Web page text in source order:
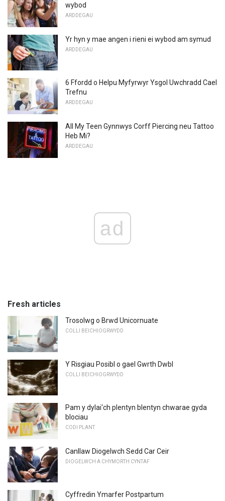
wybod
ARDDEGAU
Yr hyn y mae angen i rieni ei wybod am symud
ARDDEGAU
6 Ffordd o Helpu Myfyrwyr Ysgol Uwchradd Cael
Trefnu
ARDDEGAU
All My Teen Gynnwys Corff Piercing neu Tattoo
Heb Mi?
ARDDEGAU
ad
Fresh articles
Trosolwg o Brwd Unicornuate
COLLI BEICHIOGRWYDD
Y Risgiau Posibl o gael Gwrth Dwbl
COLLI BEICHIOGRWYDD
Pam y dylai'ch plentyn blentyn chwarae gyda
blociau
CODI PLANT
Canllaw Diogelwch Sedd Car Ceir
DIOGELWCH A CHYMORTH CYNTAF
Cyffredin Ymarfer Postpartum